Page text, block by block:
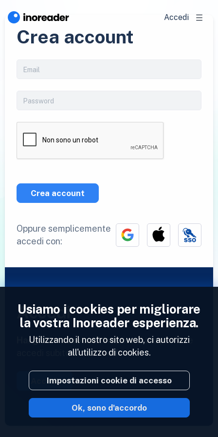
Accedi
Crea account
Crea account
Oppure semplicemente
accedi con:
Accedi
Hai già un account?Inserisci il tuo profilo e
accedi subito ai tuoi feed.
Accedi
2023 © Inoreader
Usiamo i cookies per migliorare
la vostra Inoreader esperienza.
Utilizzando il nostro sito web, ci autorizzi
all'utilizzo di cookies.
Impostazioni cookie di accesso
Ok, sono d'accordo